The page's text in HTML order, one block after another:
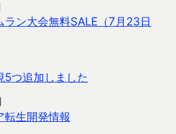
ラン大会無料SALE（7月23日
5つ追加しました
転生開発情報